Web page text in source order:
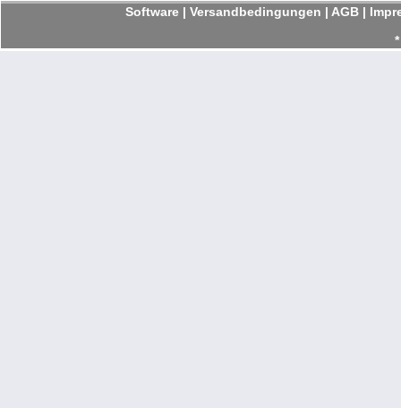
Software | Versandbedingungen | AGB |